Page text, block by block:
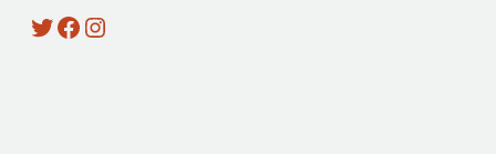
X Facebook Instagram